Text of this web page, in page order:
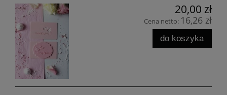
20,00 zł
Cena netto: 16,26 zł
do koszyka